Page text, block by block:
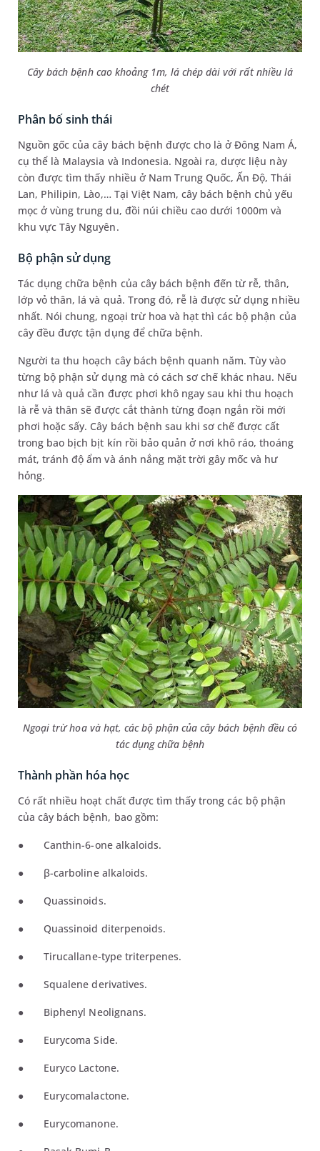
Cây bách bệnh cao khoảng 1m, lá chép dài với rất nhiều lá
chét
Phân bố sinh thái
Nguồn gốc của cây bách bệnh được cho là ở Đông Nam Á,
cụ thể là Malaysia và Indonesia. Ngoài ra, dược liệu này
còn được tìm thấy nhiều ở Nam Trung Quốc, Ấn Độ, Thái
Lan, Philipin, Lào,… Tại Việt Nam, cây bách bệnh chủ yếu
mọc ở vùng trung du, đồi núi chiều cao dưới 1000m và
khu vực Tây Nguyên.
Bộ phận sử dụng
Tác dụng chữa bệnh của cây bách bệnh đến từ rễ, thân,
lớp vỏ thân, lá và quả. Trong đó, rễ là được sử dụng nhiều
nhất. Nói chung, ngoại trừ hoa và hạt thì các bộ phận của
cây đều được tận dụng để chữa bệnh.
Người ta thu hoạch cây bách bệnh quanh năm. Tùy vào
từng bộ phận sử dụng mà có cách sơ chế khác nhau. Nếu
như lá và quả cần được phơi khô ngay sau khi thu hoạch
là rễ và thân sẽ được cắt thành từng đoạn ngắn rồi mới
phơi hoặc sấy. Cây bách bệnh sau khi sơ chế được cất
trong bao bịch bịt kín rồi bảo quản ở nơi khô ráo, thoáng
mát, tránh độ ẩm và ánh nắng mặt trời gây mốc và hư
hỏng.
Ngoại trừ hoa và hạt, các bộ phận của cây bách bệnh đều có
tác dụng chữa bệnh
Thành phần hóa học
Có rất nhiều hoạt chất được tìm thấy trong các bộ phận
của cây bách bệnh, bao gồm:
● Canthin-6-one alkaloids.
● β-carboline alkaloids.
● Quassinoids.
● Quassinoid diterpenoids.
● Tirucallane-type triterpenes.
● Squalene derivatives.
● Biphenyl Neolignans.
● Eurycoma Side.
● Euryco Lactone.
● Eurycomalactone.
● Eurycomanone.